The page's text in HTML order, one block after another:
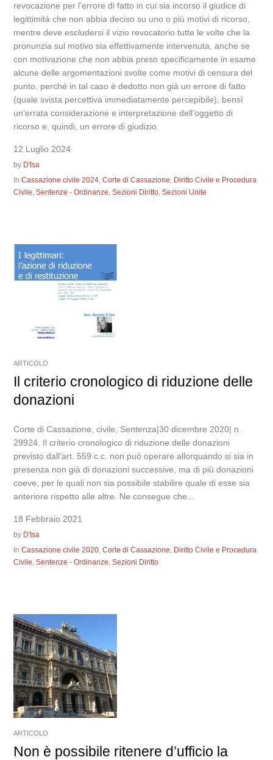
revocazione per l’errore di fatto in cui sia incorso il giudice di
legittimità che non abbia deciso su uno o più motivi di ricorso,
mentre deve escludersi il vizio revocatorio tutte le volte che la
pronunzia sul motivo sia effettivamente intervenuta, anche se
con motivazione che non abbia preso specificamente in esame
alcune delle argomentazioni svolte come motivi di censura del
punto, perché in tal caso è dedotto non già un errore di fatto
(quale svista percettiva immediatamente percepibile), bensì
un’errata considerazione e interpretazione dell’oggetto di
ricorso e, quindi, un errore di giudizio.
12 Luglio 2024
by D'Isa
InCassazione civile 2024,Corte di Cassazione, Diritto Civile e Procedura
Civile,Sentenze - Ordinanze,Sezioni Diritto,Sezioni Unite
ARTICOLO
Il criterio cronologico di riduzione delle
donazioni
Corte di Cassazione, civile, Sentenza|30 dicembre 2020| n.
29924. Il criterio cronologico di riduzione delle donazioni
previsto dall’art. 559 c.c. non può operare allorquando si sia in
presenza non già di donazioni successive, ma di più donazioni
coeve, per le quali non sia possibile stabilire quale di esse sia
anteriore rispetto alle altre. Ne consegue che...
18 Febbraio 2021
by D'Isa
InCassazione civile 2020,Corte di Cassazione, Diritto Civile e Procedura
Civile,Sentenze - Ordinanze,Sezioni Diritto
ARTICOLO
Non è possibile ritenere d’ufficio la